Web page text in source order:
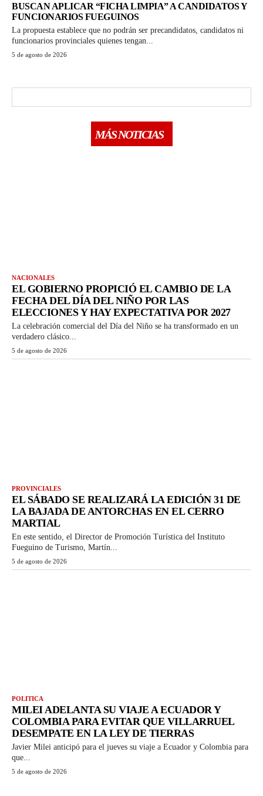
BUSCAN APLICAR “FICHA LIMPIA” A CANDIDATOS Y
FUNCIONARIOS FUEGUINOS
La propuesta establece que no podrán ser precandidatos, candidatos ni
funcionarios provinciales quienes tengan...
5 de agosto de 2026
MÁS NOTICIAS
NACIONALES
EL GOBIERNO PROPICIÓ EL CAMBIO DE LA
FECHA DEL DÍA DEL NIÑO POR LAS
ELECCIONES Y HAY EXPECTATIVA POR 2027
La celebración comercial del Día del Niño se ha transformado en un
verdadero clásico...
5 de agosto de 2026
PROVINCIALES
EL SÁBADO SE REALIZARÁ LA EDICIÓN 31 DE
LA BAJADA DE ANTORCHAS EN EL CERRO
MARTIAL
En este sentido, el Director de Promoción Turística del Instituto
Fueguino de Turismo, Martín...
5 de agosto de 2026
POLITICA
MILEI ADELANTA SU VIAJE A ECUADOR Y
COLOMBIA PARA EVITAR QUE VILLARRUEL
DESEMPATE EN LA LEY DE TIERRAS
Javier Milei anticipó para el jueves su viaje a Ecuador y Colombia para
que...
5 de agosto de 2026